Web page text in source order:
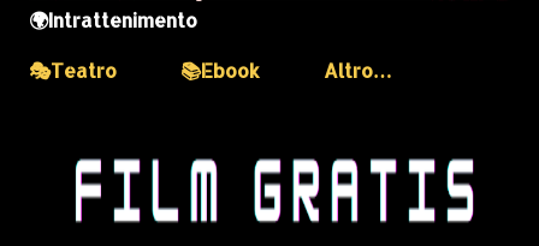
🌍Intrattenimento
🎭Teatro
📚Ebook Altro…